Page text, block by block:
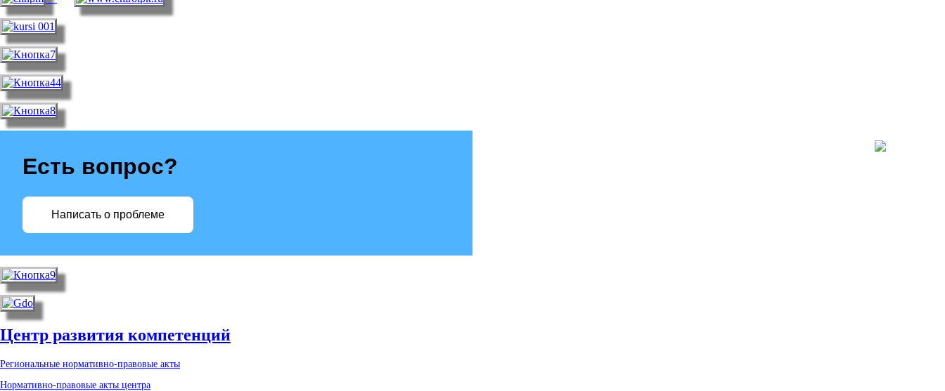
Есть вопрос?
Написать о проблеме
Центр развития компетенций
Региональные нормативно-правовые акты
Нормативно-правовые акты центра